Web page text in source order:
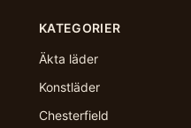
KATEGORIER
Äkta läder
Konstläder
Chesterfield